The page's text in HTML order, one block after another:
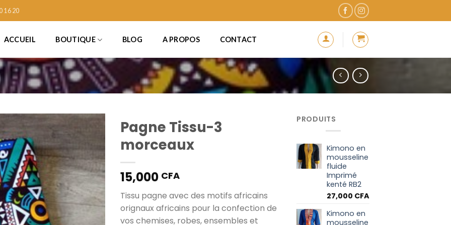
16 20
ACCUEIL BOUTIQUE BLOG A PROPOS CONTACT
Ajouter
à la liste
de
souhaits
Pagne Tissu-3
morceaux
15,000 CFA
Tissu pagne avec des motifs africains
orignaux africains pour la confection de
vos chemises, robes, ensembles et
PRODUITS
Kimono en
mousseline
fluide
Imprimé
kenté RB2
27,000 CFA
Kimono en
mousseline